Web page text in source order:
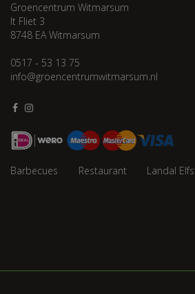
Groencentrum Witmarsum
It Fliet 3
8748 EA Witmarsum
0517 - 53 13 75
info@groencentrumwitmarsum.nl
Barbecues Restaurant Landal